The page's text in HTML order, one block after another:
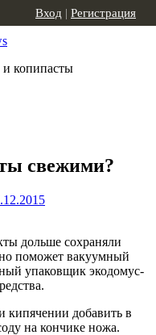
и копипасты
Вход | Регистрация
свежими?
дольше сохраняли
поможет вакуумный
упаковщик экодомус-
кипячении добавить в
на кончике ножа.